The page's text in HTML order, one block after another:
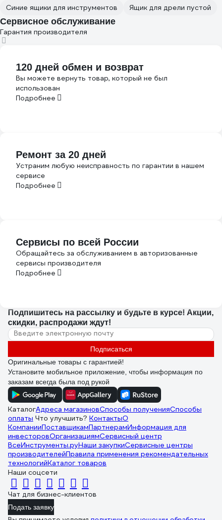
Синие ящики для инструментов
Ящик для дрели пустой
Сервисное обслуживание
Гарантия производителя
120 дней обмен и возврат
Вы можете вернуть товар, который не был
использован
Подробнее
Ремонт за 20 дней
Устраним любую неисправность по гарантии в нашем
сервисе
Подробнее
Сервисы по всей России
Обращайтесь за обслуживанием в авторизованные
сервисы производителя
Подробнее
Подпишитесь на рассылку и будьте в курсе! Акции,
скидки, распродажи ждут!
Подписаться
Оригинальные товары с гарантией!
Установите мобильное приложение, чтобы информация по
заказам всегда была под рукой
КаталогАдреса магазиновСпособы полученияСпособы
оплаты Что улучшить? КонтактыО
КомпанииПоставщикамПартнерамИнформация для
инвесторовОрганизациямСервисный центр
ВсеИнструменты.руНаши закупкиСервисные центры
производителейПравила применения рекомендательных
технологийКаталог товаров
Наши соцсети
Чат для бизнес-клиентов
Подать заявку